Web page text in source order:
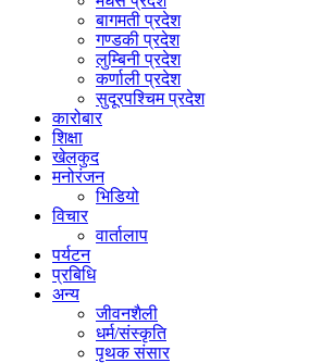
बागमती प्रदेश
गण्डकी प्रदेश
लुम्बिनी प्रदेश
कर्णाली प्रदेश
सुदूरपश्चिम प्रदेश
कारोबार
शिक्षा
खेलकुद
मनोरंजन
भिडियो
विचार
वार्तालाप
पर्यटन
प्रबिधि
अन्य
जीवनशैली
धर्म/संस्कृति
पृथक संसार